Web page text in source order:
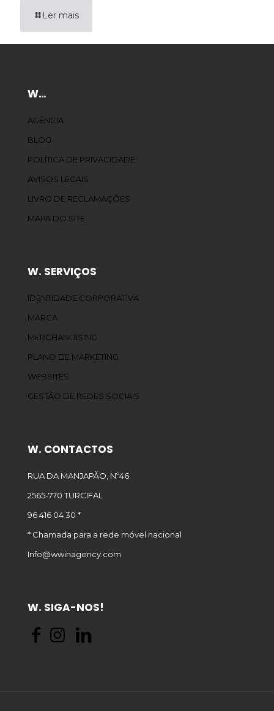
Ler mais
W…
AGÊNCIA
BLOG
POLÍTICA DE PRIVACIDADE
AVISOS LEGAIS
LIVRO DE RECLAMAÇÕES
MAPA DO SITE
W. SERVIÇOS
IDENTIDADE CORPORATIVA
MARCA
MERCHANDISING
PLANO DE MARKETING
WEBSITES
GESTÃO DE REDES SOCIAIS
W. CONTACTOS
RUA DA MANJAPÃO, Nº46
2565-770 TURCIFAL
96 416 04 30 *
* Chamada para a rede móvel nacional
Info@wwinagency.com
W. SIGA-NOS!